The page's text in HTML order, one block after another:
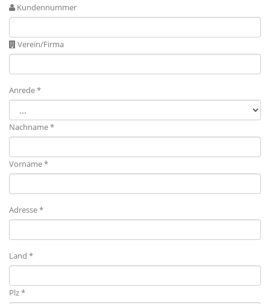
Kundennummer
Verein/Firma
Anrede *
Nachname *
Vorname *
Adresse *
Land *
Plz *